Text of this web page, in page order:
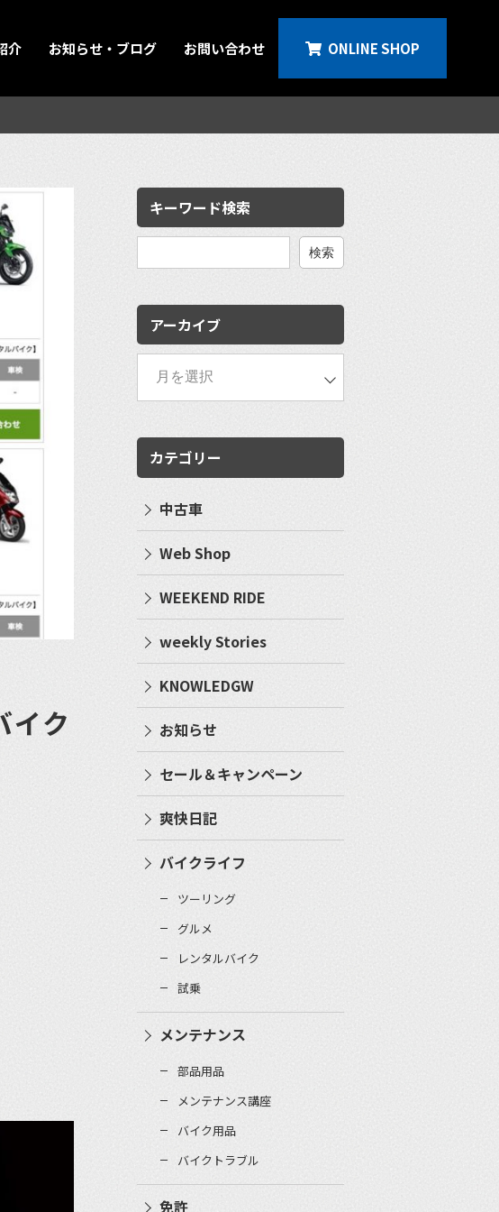
介 お知らせ・ブログ お問い合わせ ONLINE SHOP
イク
キーワード検索
検
アーカイブ
カテゴリー
中古車
Web Shop
WEEKEND RIDE
weekly Stories
KNOWLEDGW
お知らせ
セール＆キャンペーン
爽快日記
バイクライフ
ツーリング
グルメ
レンタルバイク
試乗
メンテナンス
部品用品
メンテナンス講座
バイク用品
バイクトラブル
免許